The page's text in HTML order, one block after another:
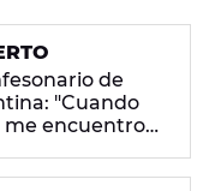
de
"Cuando
me encuentro